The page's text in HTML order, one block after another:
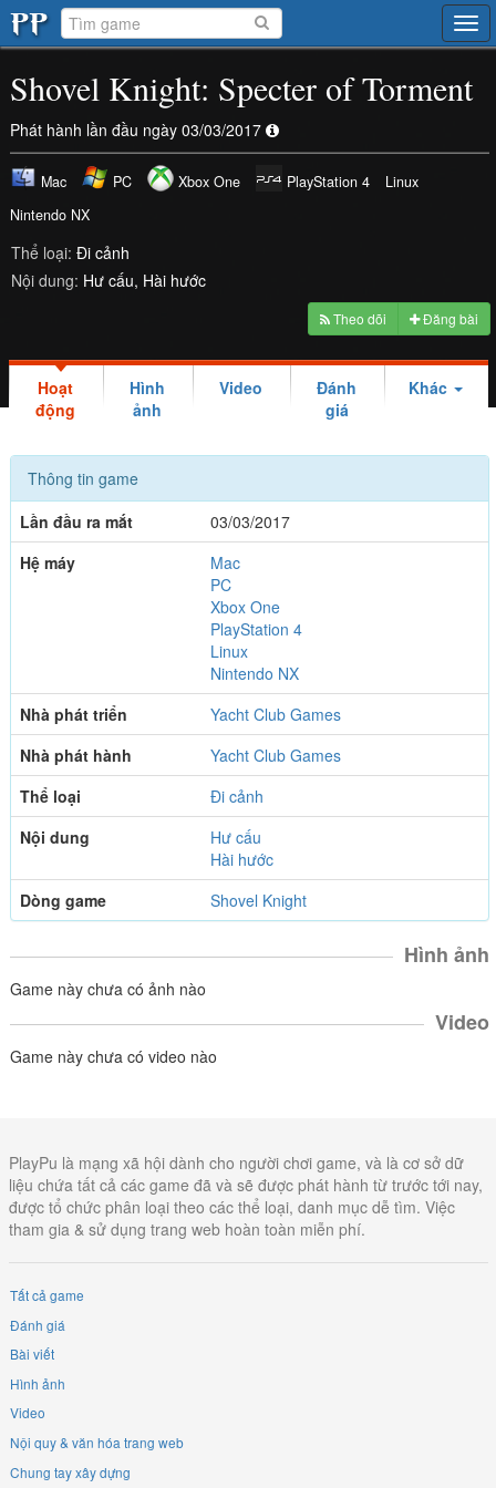
Shovel Knight: Specter of Torment
Phát hành lần đầu ngày 03/03/2017
Mac PC Xbox One PlayStation 4
Linux
Nintendo NX
Thể loại: Đi cảnh
Nội dung: Hư cấu Hài hước
Theo dõi Đăng bài
Hoạt
động
Hình
ảnh
Video
Đánh
giá
Khác
Thông tin game
Lần đầu ra mắt
03/03/2017
Hệ máy
Mac
PC
Xbox One
PlayStation 4
Linux
Nintendo NX
Nhà phát triển
Yacht Club Games
Nhà phát hành
Yacht Club Games
Thể loại
Đi cảnh
Nội dung
Hư cấu
Hài hước
Dòng game
Shovel Knight
Hình ảnh
Game này chưa có ảnh nào
Video
Game này chưa có video nào
PlayPu là mạng xã hội dành cho người chơi game, và là cơ sở dữ
liệu chứa tất cả các game đã và sẽ được phát hành từ trước tới nay,
được tổ chức phân loại theo các thể loại, danh mục dễ tìm. Việc
tham gia & sử dụng trang web hoàn toàn miễn phí.
Tất cả game
Đánh giá
Bài viết
Hình ảnh
Video
Nội quy & văn hóa trang web
Chung tay xây dựng